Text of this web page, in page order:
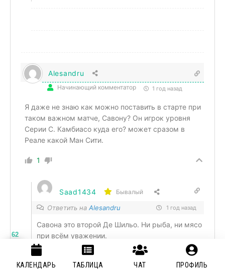
Alesandru
Начинающий комментатор 1 год назад
Я даже не знаю как можно поставить в старте при
таком важном матче, Савону? Он игрок уровня
Серии C. Камбиасо куда его? может сразом в
Реале какой Ман Сити.
1
Saad1434 Бывалый
Ответить на Alesandru 1 год назад
Савона это второй Де Шильо. Ни рыба, ни мясо
при всём уважении.
62
КАЛЕНДАРЬ ТАБЛИЦА ЧАТ ПРОФИЛЬ